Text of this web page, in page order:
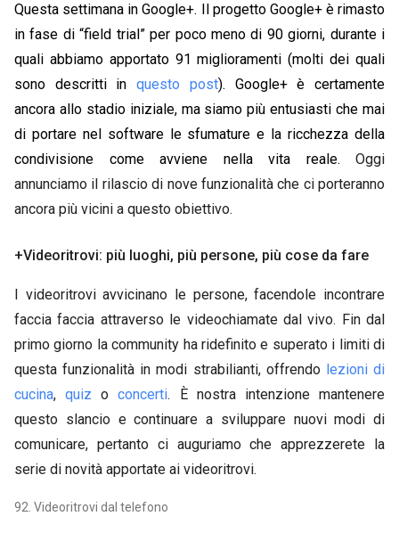
Questa settimana in Google+. Il progetto Google+ è rimasto
in fase di “field trial” per poco meno di 90 giorni, durante i
quali abbiamo apportato 91 miglioramenti (molti dei quali
sono descritti inquesto post). Google+ è certamente
ancora allo stadio iniziale, ma siamo più entusiasti che mai
di portare nel software le sfumature e la ricchezza della
condivisione come avviene nella vita reale. Oggi
annunciamo il rilascio di nove funzionalità che ci porteranno
ancora più vicini a questo obiettivo.
+Videoritrovi: più luoghi, più persone, più cose da fare
I videoritrovi avvicinano le persone, facendole incontrare
faccia faccia attraverso le videochiamate dal vivo. Fin dal
primo giorno la community ha ridefinito e superato i limiti di
questa funzionalità in modi strabilianti, offrendo lezioni di
cucina,quiz oconcerti. È nostra intenzione mantenere
questo slancio e continuare a sviluppare nuovi modi di
comunicare, pertanto ci auguriamo che apprezzerete la
serie di novità apportate ai videoritrovi.
92. Videoritrovi dal telefono